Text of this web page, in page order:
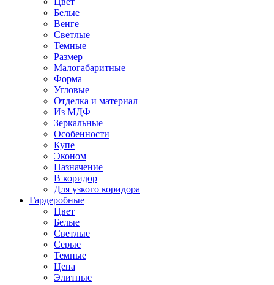
Белые
Венге
Светлые
Темные
Размер
Малогабаритные
Форма
Угловые
Отделка и материал
Из МДФ
Зеркальные
Особенности
Купе
Эконом
Назначение
В коридор
Для узкого коридора
Гардеробные
Цвет
Белые
Светлые
Серые
Темные
Цена
Элитные